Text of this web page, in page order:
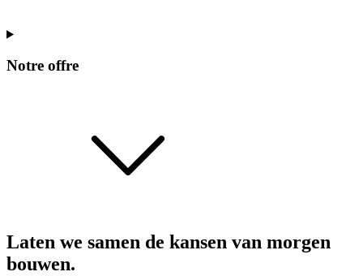
Notre offre
Laten we samen de kansen van morgen
bouwen.